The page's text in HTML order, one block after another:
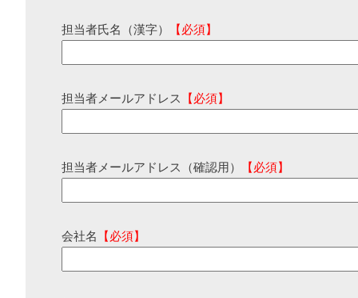
担当者氏名（漢字） 【必須】
担当者メールアドレス 【必須】
担当者メールアドレス（確認用） 【必須】
会社名 【必須】